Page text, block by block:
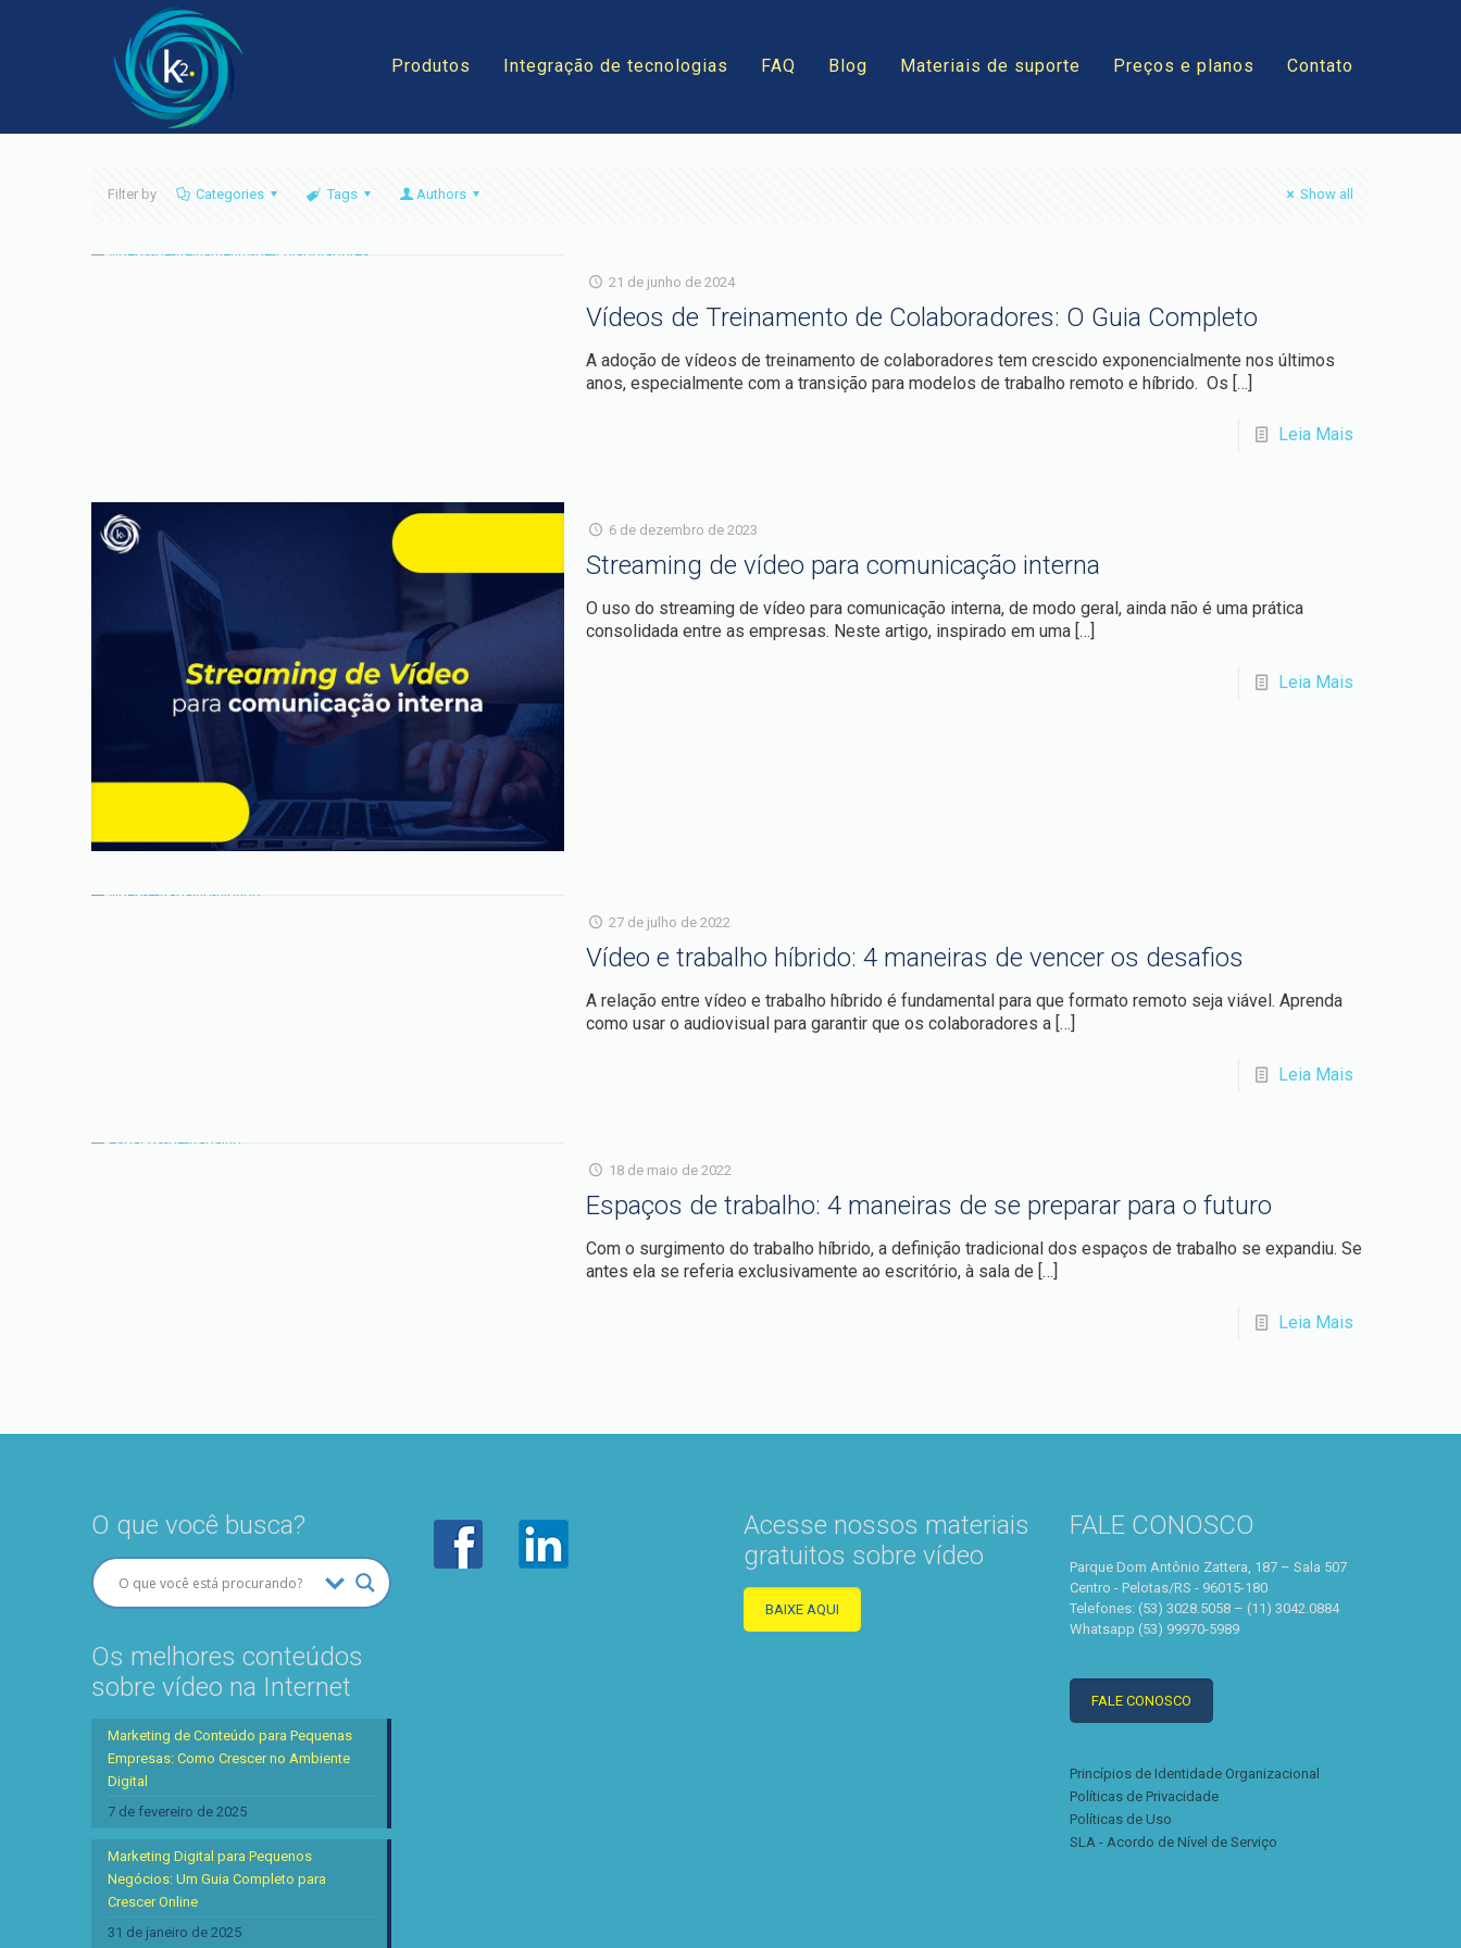
Produtos Integração de tecnologias FAQ Blog Materiais de suporte Preços e planos Contato
Filter by Categories Tags Authors Show all
21 de junho de 2024
Vídeos de Treinamento de Colaboradores: O Guia Completo
A adoção de vídeos de treinamento de colaboradores tem crescido exponencialmente nos últimos
anos, especialmente com a transição para modelos de trabalho remoto e híbrido. Os […]
Leia Mais
6 de dezembro de 2023
Streaming de vídeo para comunicação interna
O uso do streaming de vídeo para comunicação interna, de modo geral, ainda não é uma prática
consolidada entre as empresas. Neste artigo, inspirado em uma […]
Leia Mais
27 de julho de 2022
Vídeo e trabalho híbrido: 4 maneiras de vencer os desafios
A relação entre vídeo e trabalho híbrido é fundamental para que formato remoto seja viável. Aprenda
como usar o audiovisual para garantir que os colaboradores a […]
Leia Mais
18 de maio de 2022
Espaços de trabalho: 4 maneiras de se preparar para o futuro
Com o surgimento do trabalho híbrido, a definição tradicional dos espaços de trabalho se expandiu. Se
antes ela se referia exclusivamente ao escritório, à sala de […]
Leia Mais
O que você busca?
Os melhores conteúdos
sobre vídeo na Internet
Marketing de Conteúdo para Pequenas
Empresas: Como Crescer no Ambiente
Digital
7 de fevereiro de 2025
Marketing Digital para Pequenos
Negócios: Um Guia Completo para
Crescer Online
31 de janeiro de 2025
Acesse nossos materiais
gratuitos sobre vídeo
BAIXE AQUI
FALE CONOSCO
Parque Dom Antônio Zattera, 187 – Sala 507
Centro - Pelotas/RS - 96015-180
Telefones: (53) 3028.5058 – (11) 3042.0884
Whatsapp (53) 99970-5989
FALE CONOSCO
Princípios de Identidade Organizacional
Políticas de Privacidade
Políticas de Uso
SLA - Acordo de Nível de Serviço